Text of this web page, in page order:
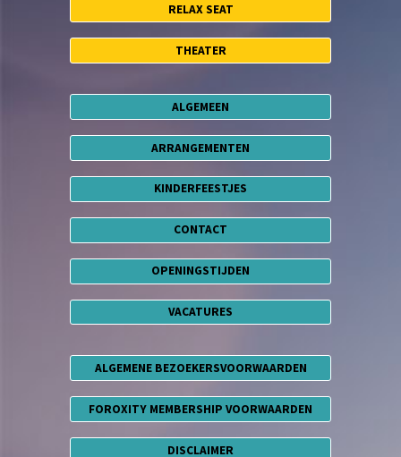
RELAX SEAT
THEATER
ALGEMEEN
ARRANGEMENTEN
KINDERFEESTJES
CONTACT
OPENINGSTIJDEN
VACATURES
ALGEMENE BEZOEKERSVOORWAARDEN
FOROXITY MEMBERSHIP VOORWAARDEN
DISCLAIMER